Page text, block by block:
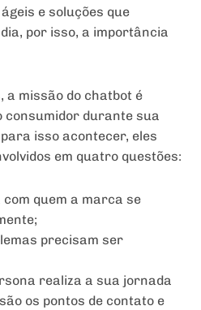
e soluções que
por isso, a importância
a missão do chatbot é
consumidor durante sua
isso acontecer, eles
em quatro questões:
quem a marca se
precisam ser
realiza a sua jornada
os pontos de contato e